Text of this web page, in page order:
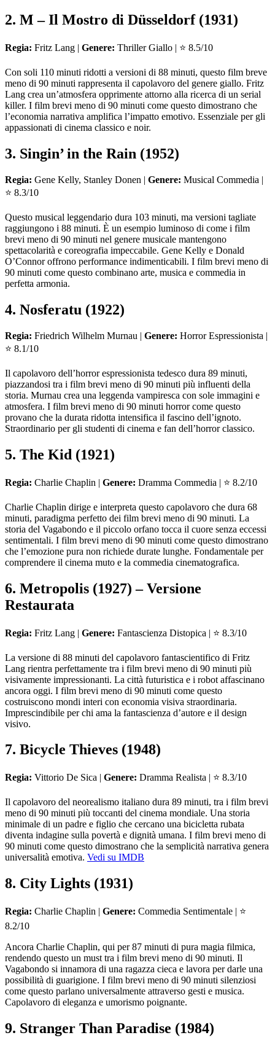
2. M – Il Mostro di Düsseldorf (1931)
Regia: Fritz Lang | Genere: Thriller Giallo | ⭐ 8.5/10
Con soli 110 minuti ridotti a versioni di 88 minuti, questo film breve
meno di 90 minuti rappresenta il capolavoro del genere giallo. Fritz
Lang crea un’atmosfera opprimente attorno alla ricerca di un serial
killer. I film brevi meno di 90 minuti come questo dimostrano che
l’economia narrativa amplifica l’impatto emotivo. Essenziale per gli
appassionati di cinema classico e noir.
3. Singin’ in the Rain (1952)
Regia: Gene Kelly, Stanley Donen | Genere: Musical Commedia |
⭐ 8.3/10
Questo musical leggendario dura 103 minuti, ma versioni tagliate
raggiungono i 88 minuti. È un esempio luminoso di come i film
brevi meno di 90 minuti nel genere musicale mantengono
spettacolarità e coreografia impeccabile. Gene Kelly e Donald
O’Connor offrono performance indimenticabili. I film brevi meno di
90 minuti come questo combinano arte, musica e commedia in
perfetta armonia.
4. Nosferatu (1922)
Regia: Friedrich Wilhelm Murnau | Genere: Horror Espressionista |
⭐ 8.1/10
Il capolavoro dell’horror espressionista tedesco dura 89 minuti,
piazzandosi tra i film brevi meno di 90 minuti più influenti della
storia. Murnau crea una leggenda vampiresca con sole immagini e
atmosfera. I film brevi meno di 90 minuti horror come questo
provano che la durata ridotta intensifica il fascino dell’ignoto.
Straordinario per gli studenti di cinema e fan dell’horror classico.
5. The Kid (1921)
Regia: Charlie Chaplin | Genere: Dramma Commedia | ⭐ 8.2/10
Charlie Chaplin dirige e interpreta questo capolavoro che dura 68
minuti, paradigma perfetto dei film brevi meno di 90 minuti. La
storia del Vagabondo e il piccolo orfano tocca il cuore senza eccessi
sentimentali. I film brevi meno di 90 minuti come questo dimostrano
che l’emozione pura non richiede durate lunghe. Fondamentale per
comprendere il cinema muto e la commedia cinematografica.
6. Metropolis (1927) – Versione
Restaurata
Regia: Fritz Lang | Genere: Fantascienza Distopica | ⭐ 8.3/10
La versione di 88 minuti del capolavoro fantascientifico di Fritz
Lang rientra perfettamente tra i film brevi meno di 90 minuti più
visivamente impressionanti. La città futuristica e i robot affascinano
ancora oggi. I film brevi meno di 90 minuti come questo
costruiscono mondi interi con economia visiva straordinaria.
Imprescindibile per chi ama la fantascienza d’autore e il design
visivo.
7. Bicycle Thieves (1948)
Regia: Vittorio De Sica | Genere: Dramma Realista | ⭐ 8.3/10
Il capolavoro del neorealismo italiano dura 89 minuti, tra i film brevi
meno di 90 minuti più toccanti del cinema mondiale. Una storia
minimale di un padre e figlio che cercano una bicicletta rubata
diventa indagine sulla povertà e dignità umana. I film brevi meno di
90 minuti come questo dimostrano che la semplicità narrativa genera
universalità emotiva. Vedi su IMDB
8. City Lights (1931)
Regia: Charlie Chaplin | Genere: Commedia Sentimentale | ⭐
8.2/10
Ancora Charlie Chaplin, qui per 87 minuti di pura magia filmica,
rendendo questo un must tra i film brevi meno di 90 minuti. Il
Vagabondo si innamora di una ragazza cieca e lavora per darle una
possibilità di guarigione. I film brevi meno di 90 minuti silenziosi
come questo parlano universalmente attraverso gesti e musica.
Capolavoro di eleganza e umorismo poignante.
9. Stranger Than Paradise (1984)